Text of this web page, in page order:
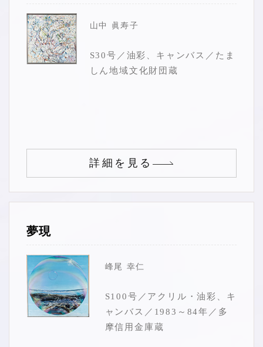
山中 眞寿子
S30号／油彩、キャンバス／たま
しん地域文化財団蔵
詳細を見る
夢現
峰尾 幸仁
S100号／アクリル・油彩、キ
ャンバス／1983～84年／多
摩信用金庫蔵